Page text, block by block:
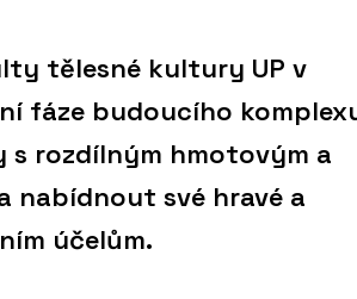
tělesné kultury UP v
fáze budoucího
s rozdílným hmotovým a
nabídnout své hravé a
účelům.